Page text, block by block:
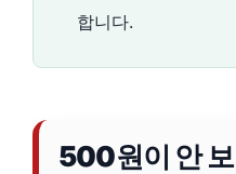
합니다.
500원이 안